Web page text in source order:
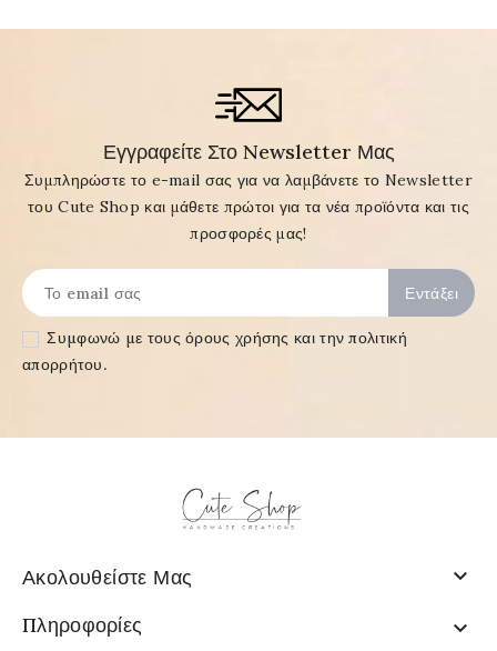
Εγγραφείτε Στο Newsletter Μας
Συμπληρώστε το e-mail σας για να λαμβάνετε το Newsletter
του Cute Shop και μάθετε πρώτοι για τα νέα προϊόντα και τις
προσφορές μας!
Συμφωνώ με τουςόρους χρήσης και την πολιτική
απορρήτου.
Ακολουθείστε Μας 
Πληροφορίες 